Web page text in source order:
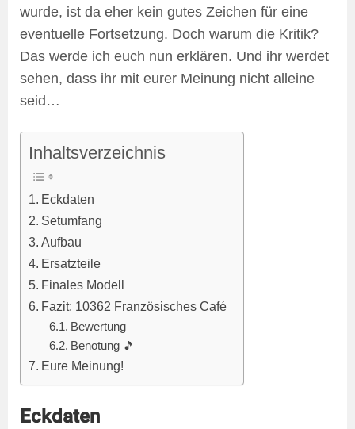
wurde, ist da eher kein gutes Zeichen für eine
eventuelle Fortsetzung. Doch warum die Kritik?
Das werde ich euch nun erklären. Und ihr werdet
sehen, dass ihr mit eurer Meinung nicht alleine
seid…
Inhaltsverzeichnis
Eckdaten
Setumfang
Aufbau
Ersatzteile
Finales Modell
Fazit: 10362 Französisches Café
Bewertung
Benotung 🎵
Eure Meinung!
Eckdaten